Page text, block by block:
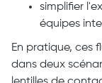
simplifier
équipes
En pratique, ces
dans deux